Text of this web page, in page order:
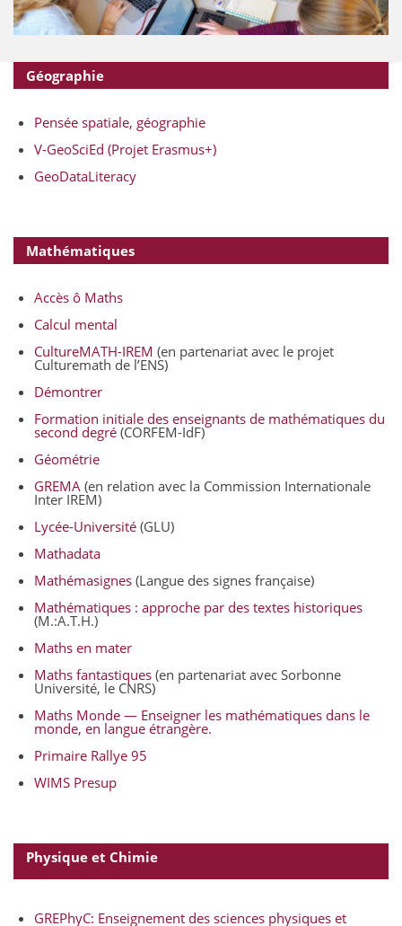
Géographie
Pensée spatiale, géographie
V-GeoSciEd (Projet Erasmus+)
GeoDataLiteracy
Mathématiques
Accès ô Maths
Calcul mental
CultureMATH-IREM (en partenariat avec le projet
Culturemath de l’ENS)
Démontrer
Formation initiale des enseignants de mathématiques du
second degré (CORFEM-IdF)
Géométrie
GREMA (en relation avec la Commission Internationale
Inter IREM)
Lycée-Université (GLU)
Mathadata
Mathémasignes (Langue des signes française)
Mathématiques : approche par des textes historiques
(M.:A.T.H.)
Maths en mater
Maths fantastiques (en partenariat avec Sorbonne
Université, le CNRS)
Maths Monde — Enseigner les mathématiques dans le
monde, en langue étrangère.
Primaire Rallye 95
WIMS Presup
Physique et Chimie
GREPhyC: Enseignement des sciences physiques et